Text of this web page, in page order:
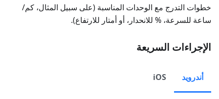
خطوات التدرج مع الوحدات المناسبة (على سبيل المثال، كم/
ساعة للسرعة، % للانحدار، أو أمتار للارتفاع).
الإجراءات السريعة
أندرويد iOS